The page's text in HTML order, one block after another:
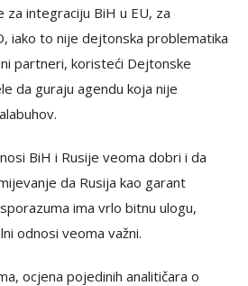
za integraciju BiH u EU, za
iako to nije dejtonska problematika
partneri, koristeći Dejtonske
da guraju agendu koja nije
BiH i Rusije veoma dobri i da
da Rusija kao garant
ima vrlo bitnu ulogu,
odnosi veoma važni.
ocjena pojedinih analitičara o